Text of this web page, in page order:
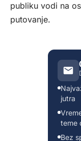
publiku vodi na
putovanje.
jutra
teme
Bez